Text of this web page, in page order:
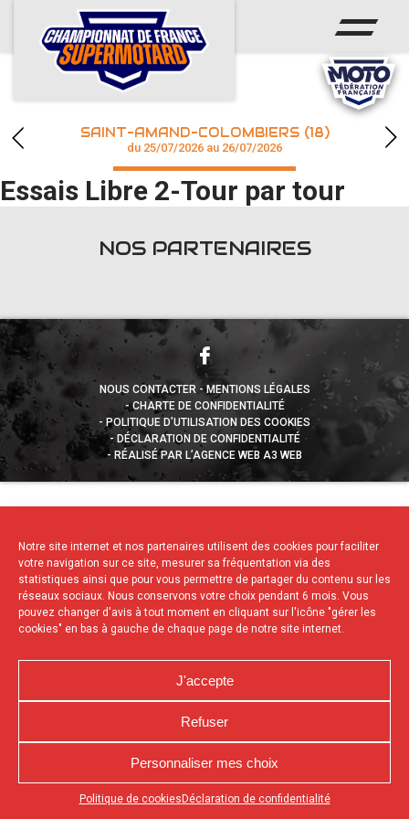
Notre site internet et nos partenaires utilisent des cookies pour faciliter
votre navigation sur ce site, mesurer sa fréquentation via des
statistiques ainsi que pour vous permettre de partager du contenu sur les
réseaux sociaux. Nous conservons votre choix pendant 6 mois. Vous
pouvez changer d'avis à tout moment en cliquant sur l'icône "gérer les
cookies" en bas à gauche de chaque page de notre site internet.
J'accepte
Refuser
Personnaliser mes choix
Politique de cookies Déclaration de confidentialité
Appuyez sur le bouton partager en bas de votre
ACCUEIL
ACTUS
CALENDRIER
CHAMPIONNAT
RÉSULTATS
SAINT-AMAND-COLOMBIERS (18)
du 25/07/2026 au 26/07/2026
Essais Libre 2-Tour par tour
NOS PARTENAIRES
NOUS CONTACTER
MENTIONS LÉGALES
CHARTE DE CONFIDENTIALITÉ
POLITIQUE D’UTILISATION DES COOKIES
DÉCLARATION DE CONFIDENTIALITÉ
RÉALISÉ PAR L’AGENCE WEB A3 WEB